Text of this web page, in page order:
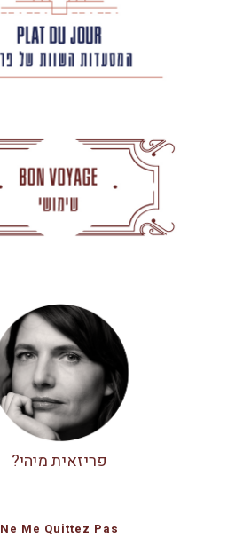
פריזאית מיהי?
Ne Me Quittez Pas